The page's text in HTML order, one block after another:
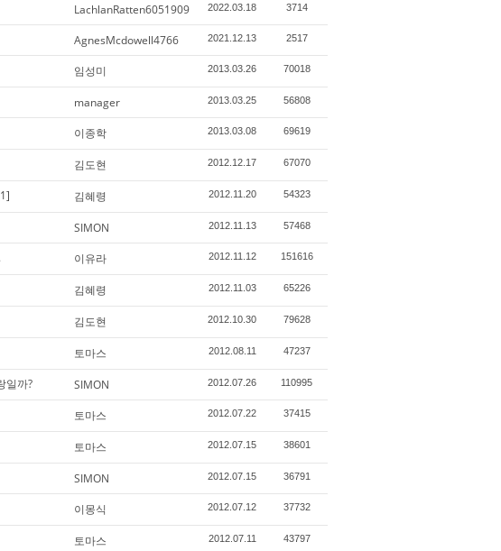
LachlanRatten6051909 2022.03.18 3714
AgnesMcdowell4766 2021.12.13 2517
임성미 2013.03.26 70018
manager 2013.03.25 56808
이종학 2013.03.08 69619
김도현 2012.12.17 67070
김혜령 2012.11.20 54323
SIMON 2012.11.13 57468
이유라 2012.11.12 151616
김혜령 2012.11.03 65226
김도현 2012.10.30 79628
토마스 2012.08.11 47237
일까? SIMON 2012.07.26 110995
토마스 2012.07.22 37415
토마스 2012.07.15 38601
SIMON 2012.07.15 36791
이몽식 2012.07.12 37732
토마스 2012.07.11 43797